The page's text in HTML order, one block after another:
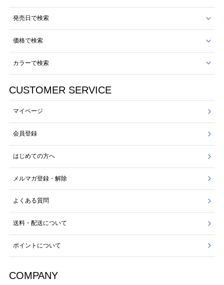
発売日で検索
価格で検索
カラーで検索
CUSTOMER SERVICE
マイページ
会員登録
はじめての方へ
メルマガ登録・解除
よくある質問
送料・配送について
ポイントについて
COMPANY